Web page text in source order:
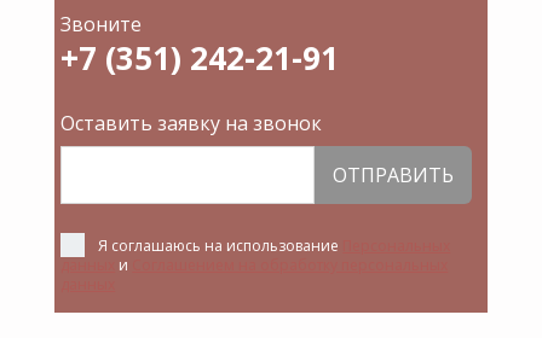
Звоните
+7 (351) 242-21-91
Оставить заявку на звонок
ОТПРАВИТЬ
Я соглашаюсь на использование
и